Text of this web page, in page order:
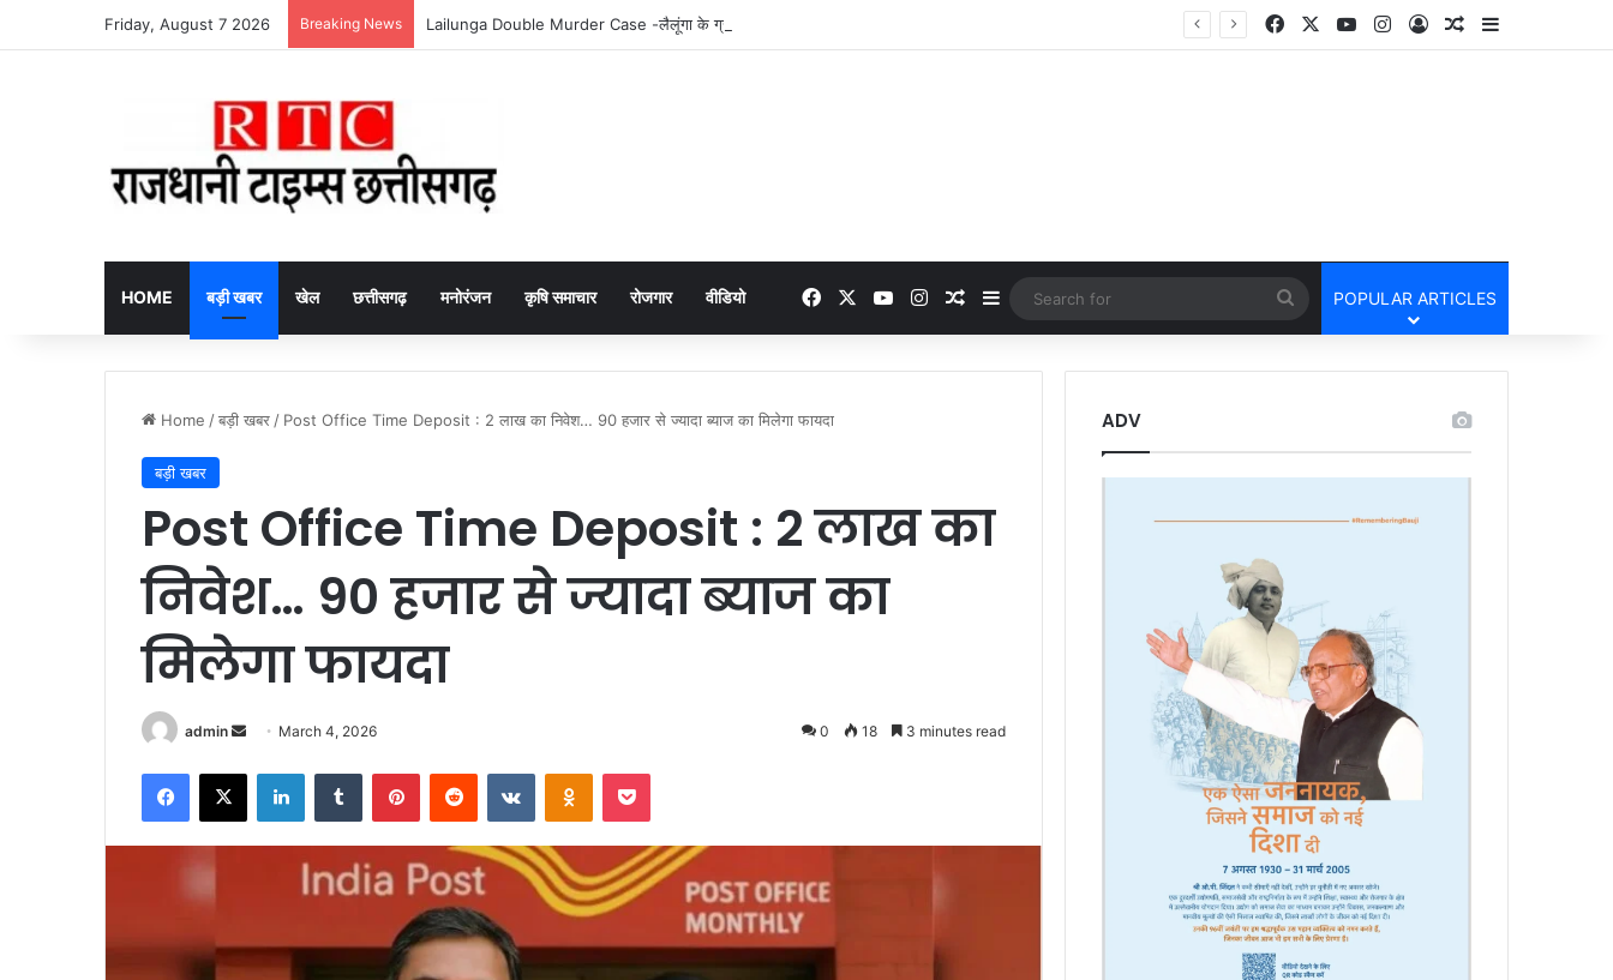
Friday, August 7 2026 Breaking News FacebookYouTubeInstagram
Log InRandom Article
Sidebar
HOME बड़ी खबर खेल छत्तीसगढ़ मनोरंजन कृषि समाचार रोजगार वीडियो FacebookYouTubeInstagramRandom Article
Sidebar
Search
for
POPULAR ARTICLES
Home /बड़ी खबर / Post Office Time Deposit : 2 लाख का निवेश… 90 हजार से ज्यादा ब्याज का मिलेगा फायदा
बड़ी खबर
Post Office Time Deposit : 2 लाख का
निवेश… 90 हजार से ज्यादा ब्याज का
मिलेगा फायदा
admin
Send
email
March 4, 2026 0 18 3 minutes read
Facebook
X LinkedInTumblr PinterestReddit VKontakteOdnoklassniki
Pocket
ADV